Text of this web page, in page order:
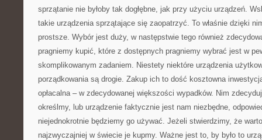
sprzątanie nie byłoby tak dogłębne, jak przy użyciu urządzeń.
takie urządzenia sprzątające się zaopatrzyć. To właśnie dzięki
prostsze. Wybór jest duży, w następstwie tego również
pragniemy kupić, które z dostępnych pragniemy wybrać jest w
skomplikowanym zadaniem. Niestety niektóre urządzenia
porządkowania są drogie. Zakup ich to dość kosztowna
opłacalna – w zdecydowanej większości wypadków. Nim
określmy, lub urządzenie faktycznie jest nam niezbędne,
niejednokrotnie będziemy go używać. Jeżeli stwierdzimy, że
najzwyczajniej w świecie je kupmy. Ważne jest to, by było to